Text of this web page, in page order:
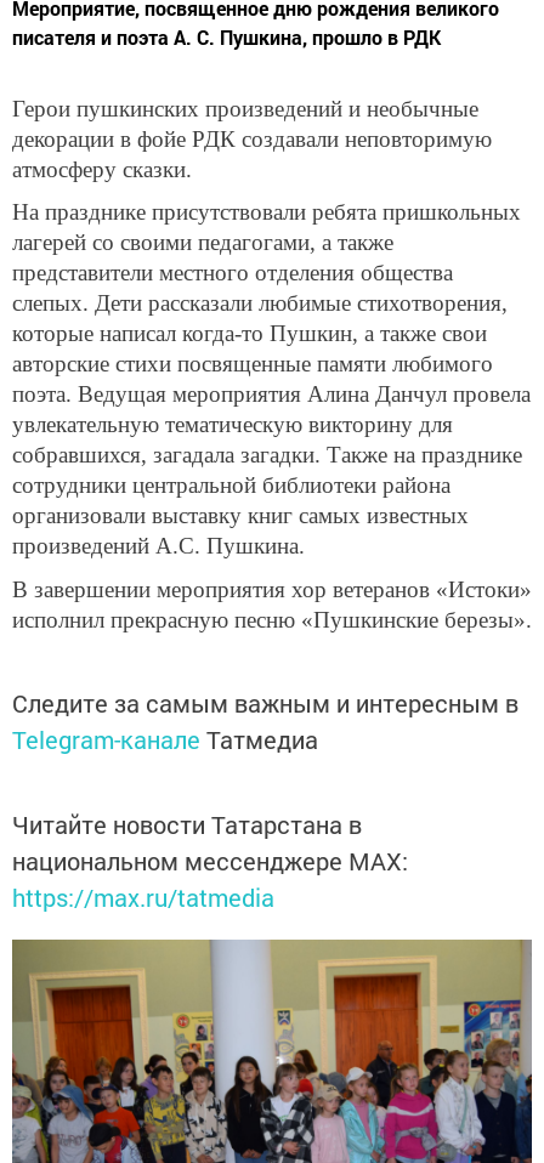
Мероприятие, посвященное дню рождения великого
писателя и поэта А. С. Пушкина, прошло в РДК
Герои пушкинских произведений и необычные
декорации в фойе РДК создавали неповторимую
атмосферу сказки.
На празднике присутствовали ребята пришкольных
лагерей со своими педагогами, а также
представители местного отделения общества
слепых. Дети рассказали любимые стихотворения,
которые написал когда-то Пушкин, а также свои
авторские стихи посвященные памяти любимого
поэта. Ведущая мероприятия Алина Данчул провела
увлекательную тематическую викторину для
собравшихся, загадала загадки. Также на празднике
сотрудники центральной библиотеки района
организовали выставку книг самых известных
произведений А.С. Пушкина.
В завершении мероприятия хор ветеранов «Истоки»
исполнил прекрасную песню «Пушкинские березы».
Следите за самым важным и интересным в
Telegram-канале Татмедиа
Читайте новости Татарстана в
национальном мессенджере MАХ:
https://max.ru/tatmedia